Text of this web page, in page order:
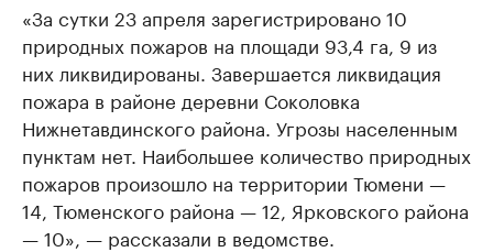
«За сутки 23 апреля зарегистрировано 10
природных пожаров на площади 93,4 га, 9 из
них ликвидированы. Завершается ликвидация
пожара в районе деревни Соколовка
Нижнетавдинского района. Угрозы населенным
пунктам нет. Наибольшее количество природных
пожаров произошло на территории Тюмени —
14, Тюменского района — 12, Ярковского района
— 10», — рассказали в ведомстве.